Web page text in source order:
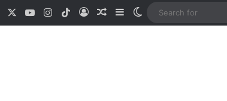
YouTubeInstagram
TikTokLog InRandom Article
SidebarSwitch skin